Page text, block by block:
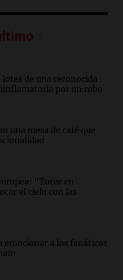
de una reconocida
por un robo
una mesa de café que
"Tocar en
el cielo con las
emocionar a los fanáticos